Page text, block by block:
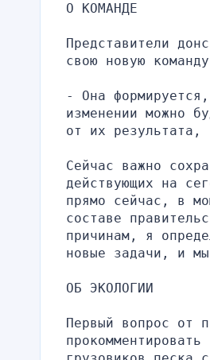
О КОМАНДЕ
Представители
свою новую
- Она
изменении можно
от их результата,
Сейчас важно
действующих на
прямо сейчас, в
составе
причинам, я
новые задачи, и
ОБ ЭКОЛОГИИ
Первый вопрос от